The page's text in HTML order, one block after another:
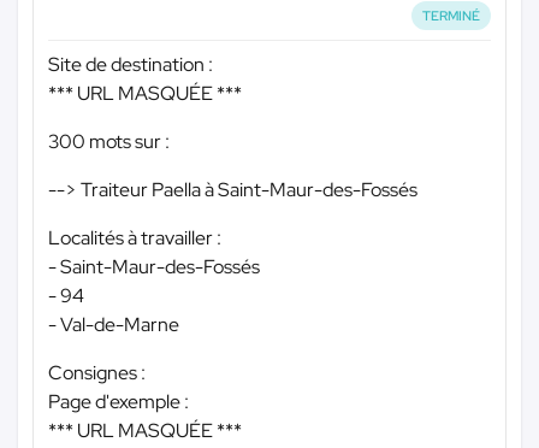
TERMINÉ
Site de destination :
*** URL MASQUÉE ***
300 mots sur :
--> Traiteur Paella à Saint-Maur-des-Fossés
Localités à travailler :
- Saint-Maur-des-Fossés
- 94
- Val-de-Marne
Consignes :
Page d'exemple :
*** URL MASQUÉE ***